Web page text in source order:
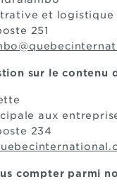
et
251
sur le contenu
aux
234
compter parmi